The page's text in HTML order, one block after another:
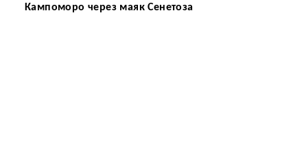
Кампоморо через маяк Сенетоза